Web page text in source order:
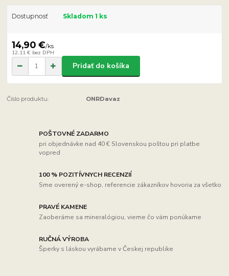
Dostupnosť Skladom 1 ks
14,90 €/ks
12,11 € bez DPH
Pridať do košíka
Číslo produktu: ONRDavaz
POŠTOVNÉ ZADARMO
pri objednávke nad 40 € Slovenskou poštou pri platbe
vopred
100 % POZITÍVNYCH RECENZIÍ
Sme overený e-shop, referencie zákazníkov hovoria za všetko
PRAVÉ KAMENE
Zaoberáme sa mineralógiou, vieme čo vám ponúkame
RUČNÁ VÝROBA
Šperky s láskou vyrábame v Českej republike